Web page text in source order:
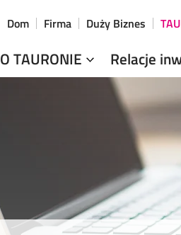
Dom Firma Duży Biznes
O TAURONIE Relacje